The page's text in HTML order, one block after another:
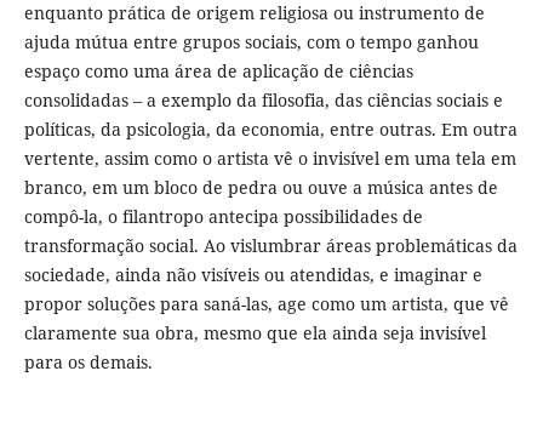
enquanto prática de origem religiosa ou instrumento de
ajuda mútua entre grupos sociais, com o tempo ganhou
espaço como uma área de aplicação de ciências
consolidadas – a exemplo da filosofia, das ciências sociais e
políticas, da psicologia, da economia, entre outras. Em outra
vertente, assim como o artista vê o invisível em uma tela em
branco, em um bloco de pedra ou ouve a música antes de
compô-la, o filantropo antecipa possibilidades de
transformação social. Ao vislumbrar áreas problemáticas da
sociedade, ainda não visíveis ou atendidas, e imaginar e
propor soluções para saná-las, age como um artista, que vê
claramente sua obra, mesmo que ela ainda seja invisível
para os demais.